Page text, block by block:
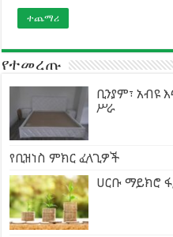
ተጨማሪ
የተመረጡ
ቢንያም፣ አብዩ
ሥራ
የቢዝነስ ምክር ፈላጊዎች
ሀርቡ ማይክሮ